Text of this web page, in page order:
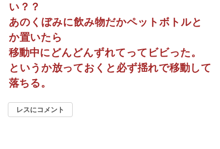
い？？
あのくぼみに飲み物だかペットボトルと
か置いたら
移動中にどんどんずれてってビビった。
というか放っておくと必ず揺れで移動して
落ちる。
レスにコメント